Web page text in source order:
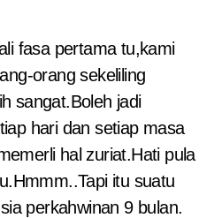
fasa pertama tu,kami
orang sekeliling
sangat.Boleh jadi
hari dan setiap masa
hal zuriat.Hati pula
itu suatu
perkahwinan 9 bulan.